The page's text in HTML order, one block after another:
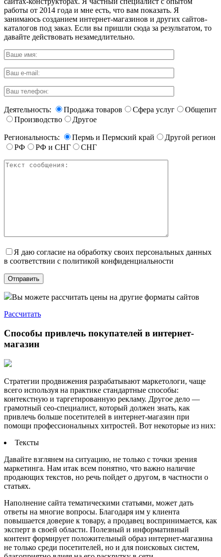
работы от 2014 года и мне есть, что вам показать. Я
занимаюсь созданием интернет-магазинов и других сайтов-
каталогов под заказ. Если вы пришли сюда за результатом, то
давайте действовать незамедлительно.
Деятельность: Продажа товаров Сфера услуг
Общепит
Производство
Другое
Региональность: Пермь и Пермский край
Другой регион
РФ
РФ и СНГ СНГ
Я даю согласие на обработку своих персональных данных
в соответствии с политикой конфиденциальности
Вы можете рассчитать цены на другие форматы сайтов
Рассчитать
Способы привлечь покупателей в интернет-
магазин
Стратегии продвижения разрабатывают маркетологи, чаще
всего используя на практике стандартные способы:
контекстную и таргетированную рекламу. Другое дело —
грамотный сео-специалист, который должен знать, как
привлечь больше посетителей в интернет-магазин при
помощи профессиональных хитростей. Вот некоторые из них:
Тексты
Давайте взглянем на ситуацию, не только с точки зрения
маркетинга. Нам итак всем понятно, что важно наличие
продающих текстов, но речь пойдет о другом, в частности о
статьях.
Наполнение сайта тематическими статьями, может дать
ответы на многие вопросы. Благодаря им у клиента
повышается доверие к товару, а продавец воспринимается, как
эксперт в своей области. Полезный и информативный
контент формирует положительный образ интернет-магазина
не только среди посетителей, но и для поисковых систем,